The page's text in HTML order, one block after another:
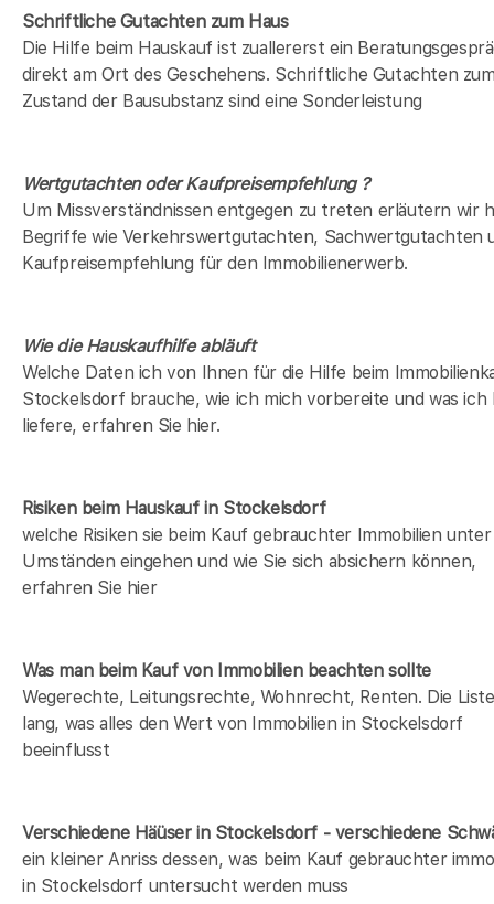
Schriftliche Gutachten zum Haus
Die Hilfe beim Hauskauf ist zuallererst ein
direkt am Ort des Geschehens. Schriftliche Gutachten
Zustand der Bausubstanz sind eine Sonderleistung
Wertgutachten oder Kaufpreisempfehlung ?
Um Missverständnissen entgegen zu treten erläutern wir
Begriffe wie Verkehrswertgutachten, Sachwertgutachten
Kaufpreisempfehlung für den Immobilienerwerb.
Wie die Hauskaufhilfe abläuft
Welche Daten ich von Ihnen für die Hilfe beim
Stockelsdorf brauche, wie ich mich vorbereite und was ich
liefere, erfahren Sie hier.
Risiken beim Hauskaufin Stockelsdorf
welche Risiken sie beim Kauf gebrauchter Immobilien unter
Umständen eingehen und wie Sie sich absichern können,
erfahren Sie hier
Was man beim Kauf von Immobilien beachten sollte
Wegerechte, Leitungsrechte, Wohnrecht, Renten. Die
lang, was alles den Wert von Immobilien in Stockelsdorf
beeinflusst
Verschiedene Häüser in Stockelsdorf - verschiedene
ein kleiner Anriss dessen, was beim Kauf gebrauchter
in Stockelsdorf untersucht werden muss